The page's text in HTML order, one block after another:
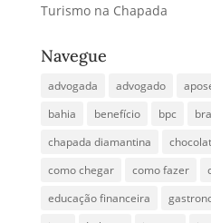
Turismo na Chapada
Navegue
advogada advogado
bahia
benefício bpc
chapada diamantina
como chegar
como fazer
educação financeira